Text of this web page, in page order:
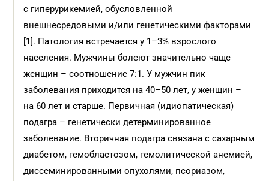
с гиперурикемией, обусловленной
внешнесредовыми и/или генетическими факторами
[1]. Патология встречается у 1–3% взрослого
населения. Мужчины болеют значительно чаще
женщин – соотношение 7:1. У мужчин пик
заболевания приходится на 40–50 лет, у женщин –
на 60 лет и старше. Первичная (идиопатическая)
подагра – генетически детерминированное
заболевание. Вторичная подагра связана с сахарным
диабетом, гемобластозом, гемолитической анемией,
диссеминированными опухолями, псориазом,